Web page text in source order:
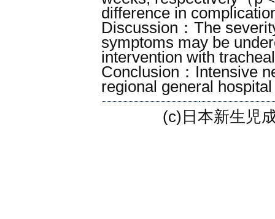
difference in
Discussion：The
symptoms may be
intervention with
Conclusion：Intensive
regional general
(c)日本新生児